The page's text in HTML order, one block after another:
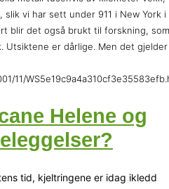
vi har sett under 911 i New York i
blir det også brukt til forskning,
Utsiktene er dårlige. Men det gjelder
11/
Helene og
tid, kjeltringene er idag ikledd